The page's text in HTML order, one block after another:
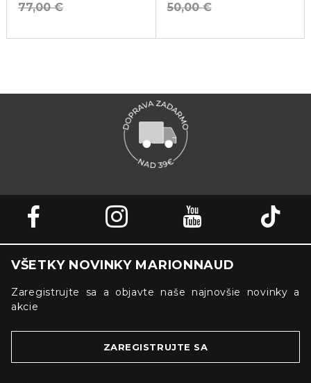
77,00 €
50,00 €
VŠETKY NOVINKY MARIONNAUD
Zaregistrujte sa a objavte naše najnovšie novinky a
akcie
ZAREGISTRUJTE SA